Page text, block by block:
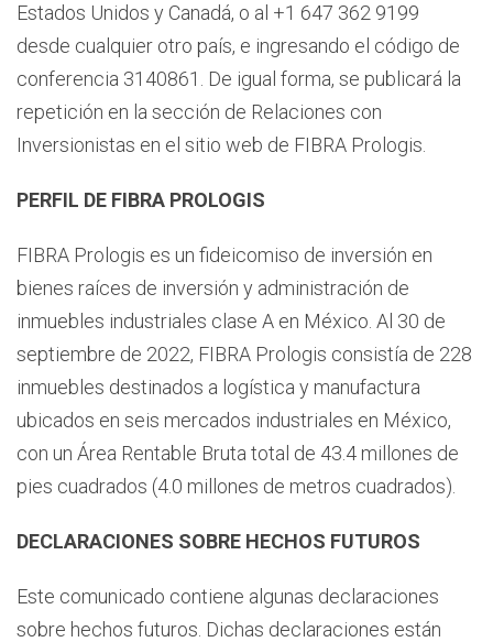
Estados Unidos y Canadá, o al +1 647 362 9199
desde cualquier otro país, e ingresando el código de
conferencia 3140861. De igual forma, se publicará la
repetición en la sección de Relaciones con
Inversionistas en el sitio web de FIBRA Prologis.
PERFIL DE FIBRA PROLOGIS
FIBRA Prologis es un fideicomiso de inversión en
bienes raíces de inversión y administración de
inmuebles industriales clase A en México. Al 30 de
septiembre de 2022, FIBRA Prologis consistía de 228
inmuebles destinados a logística y manufactura
ubicados en seis mercados industriales en México,
con un Área Rentable Bruta total de 43.4 millones de
pies cuadrados (4.0 millones de metros cuadrados).
DECLARACIONES SOBRE HECHOS FUTUROS
Este comunicado contiene algunas declaraciones
sobre hechos futuros. Dichas declaraciones están